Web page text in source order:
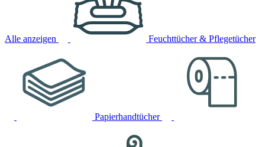
Alle anzeigen Feuchttücher & Pflegetücher
Papierhandtücher